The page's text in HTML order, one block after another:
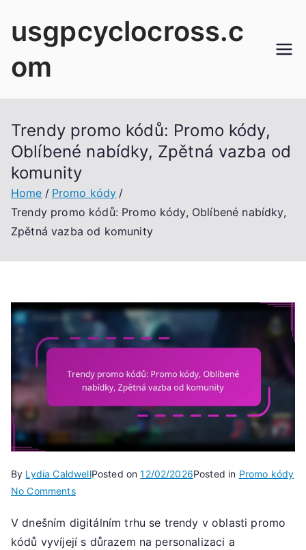
usgpcyclocross.c
om
Trendy promo kódů: Promo kódy,
Oblíbené nabídky, Zpětná vazba od
komunity
Home
Promo kódy
Trendy promo kódů: Promo kódy, Oblíbené nabídky,
Zpětná vazba od komunity
By Lydia CaldwellPosted on12/02/2026Posted in Promo kódy
No Commentson
promo
kódů:
V dnešním digitálním trhu se trendy v oblasti promo
kódů vyvíjejí s důrazem na personalizaci a